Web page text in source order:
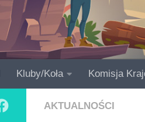
Kluby/Koła Komisja
AKTUALNOŚCI